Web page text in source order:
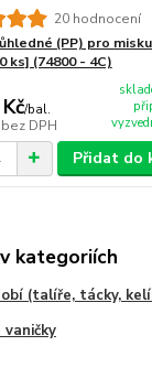
20 hodnocení
(PP) pro
ks] (74800 - 4C)
/bal.
bez DPH
Přidat do
kategoriích
(talíře, tácky,